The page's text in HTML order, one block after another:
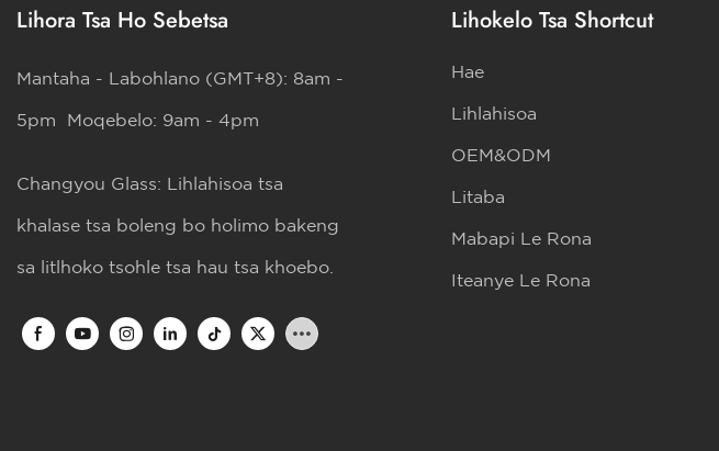
Lihora Tsa Ho Sebetsa
Mantaha - Labohlano (GMT+8): 8am -
5pm Moqebelo: 9am - 4pm
Changyou Glass: Lihlahisoa tsa
khalase tsa boleng bo holimo bakeng
sa litlhoko tsohle tsa hau tsa khoebo.
Lihokelo Tsa Shortcut
Hae
Lihlahisoa
OEM&ODM
Litaba
Mabapi Le Rona
Iteanye Le Rona